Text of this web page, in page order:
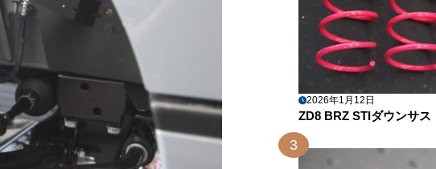
2026年1月12日
ZD8 BRZ STIダウンサス
3